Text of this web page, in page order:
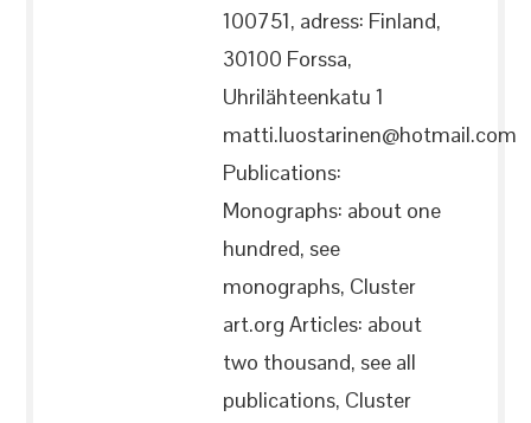
100751, adress: Finland,
30100 Forssa,
Uhrilähteenkatu 1
matti.luostarinen@hotmail.com
Publications:
Monographs: about one
hundred, see
monographs, Cluster
art.org Articles: about
two thousand, see all
publications, Cluster